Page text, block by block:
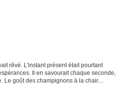
rêvé. L'instant présent était pourtant
Il en savourait chaque seconde,
Le goût des champignons à la chair